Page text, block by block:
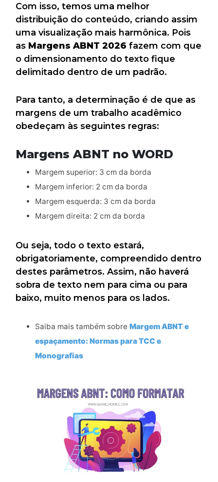
Com isso, temos uma melhor
distribuição do conteúdo, criando assim
uma visualização mais harmônica. Pois
as Margens ABNT 2026 fazem com que
o dimensionamento do texto fique
delimitado dentro de um padrão.
Para tanto, a determinação é de que as
margens de um trabalho acadêmico
obedeçam às seguintes regras:
Margens ABNT no WORD
Margem superior: 3 cm da borda
Margem inferior: 2 cm da borda
Margem esquerda: 3 cm da borda
Margem direita: 2 cm da borda
Ou seja, todo o texto estará,
obrigatoriamente, compreendido dentro
destes parâmetros. Assim, não haverá
sobra de texto nem para cima ou para
baixo, muito menos para os lados.
Saiba mais também sobre Margem ABNT e
espaçamento: Normas para TCC e
Monografias